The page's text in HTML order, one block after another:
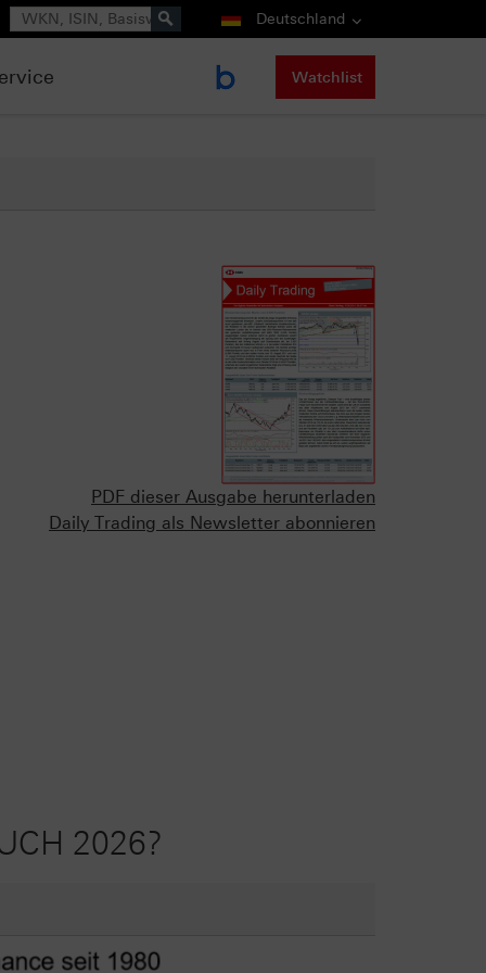
Suche Deutschland
Watchlist
PDF dieser Ausgabe herunterladen
Daily Trading als Newsletter abonnieren
2026?